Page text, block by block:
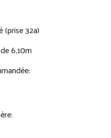
32a)
6,10m